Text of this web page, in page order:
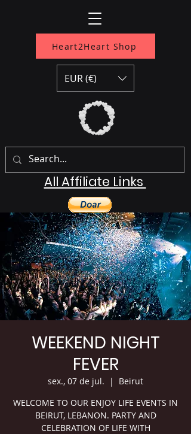
Heart2Heart Shop
All Affiliate Links
EUR (€)
WEEKEND NIGHT
FEVER
sex., 07 de jul.
  |
Beirut
WELCOME TO OUR ENJOY LIFE EVENTS IN
BEIRUT, LEBANON. PARTY AND
CELEBRATION OF LIFE WITH